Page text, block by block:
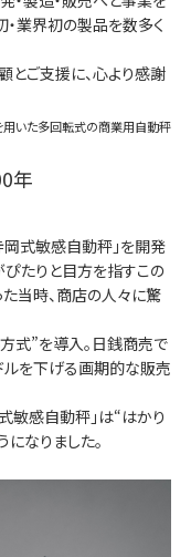
業界初の製品を数多く
とご支援に、心より感謝
いた多回転式の商業用自動秤
年
式敏感自動秤」を開発
たりと目方を指すこの
当時、商店の人々に驚
式”を導入。日銭商売で
ルを下げる画期的な販売
敏感自動秤」は“はかり
なりました。